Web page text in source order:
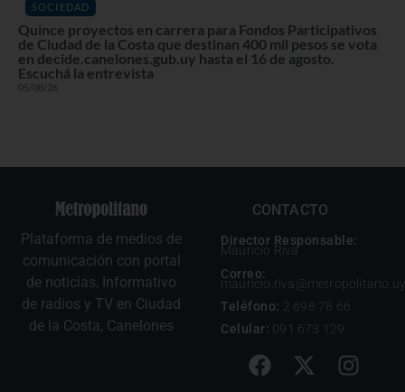
SOCIEDAD
Quince proyectos en carrera para Fondos Participativos
de Ciudad de la Costa que destinan 400 mil pesos se vota
en decide.canelones.gub.uy hasta el 16 de agosto.
Escuchá la entrevista
05/08/26
Plataforma de medios de
comunicación con portal
de noticias, Informativo
de radios y TV en Ciudad
de la Costa, Canelones
CONTACTO
Director Responsable:
Mauricio Riva
Correo:
mauricio.riva@metropolitano.uy
Teléfono: 2 698 78 66
Celular: 091 673 129